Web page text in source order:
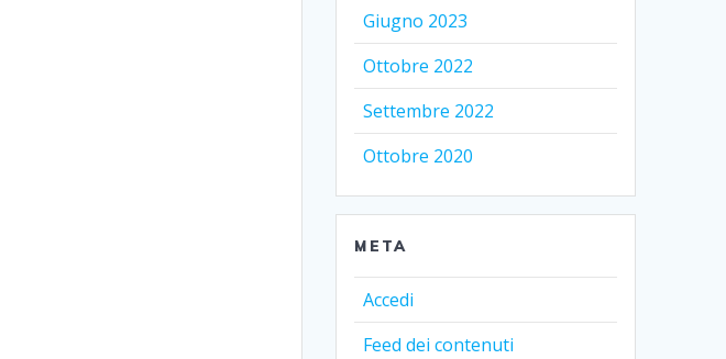
Giugno 2023
Ottobre 2022
Settembre 2022
Ottobre 2020
META
Accedi
Feed dei contenuti